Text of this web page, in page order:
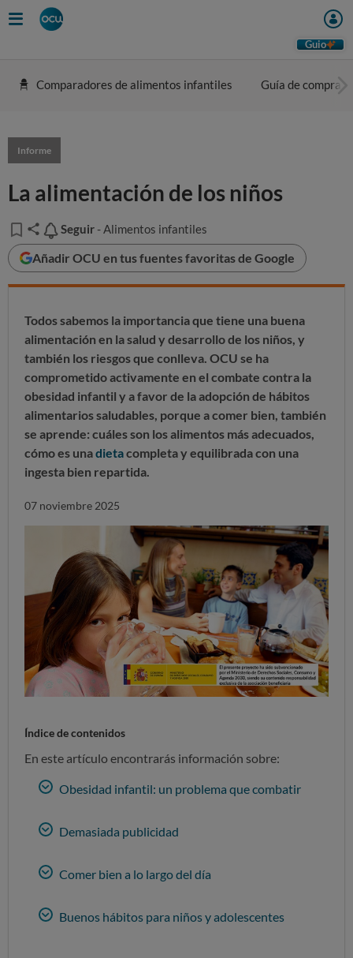
Guio
Comparadores de alimentos infantiles Guía de compra
Informe
La alimentación de los niños
Seguir
Seguir - Alimentos infantiles
Añadir OCU en tus fuentes favoritas de Google
Todos sabemos la importancia que tiene una buena
alimentación en la salud y desarrollo de los niños, y
también los riesgos que conlleva. OCU se ha
comprometido activamente en el combate contra la
obesidad infantil y a favor de la adopción de hábitos
alimentarios saludables, porque a comer bien, también
se aprende: cuáles son los alimentos más adecuados,
cómo es unadietacompleta y equilibrada con una
ingesta bien repartida.
07 noviembre 2025
Índice de contenidos
En este artículo encontrarás información sobre:
Obesidad infantil: un problema que combatir
Demasiada publicidad
Comer bien a lo largo del día
Buenos hábitos para niños y adolescentes